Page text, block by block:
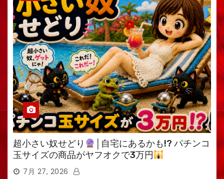
超小さい奴せどり
│自宅にあるかも!? パチンコ
玉サイズの商品がヤフオクで3万円
7月 27, 2026